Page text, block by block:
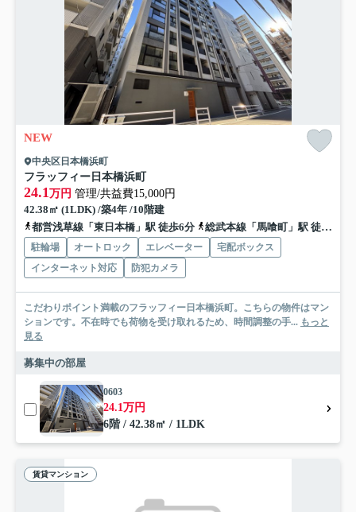
NEW
中央区日本橋浜町
フラッフィー日本橋浜町
24.1万円 管理/共益費15,000円
42.38㎡ (1LDK) /築4年 /10階建
都営浅草線「東日本橋」駅 徒歩6分
総武本線「馬喰町」駅 徒歩10分
駐輪場 オートロック エレベーター
宅配ボックス
インターネット対応
防犯カメラ
こだわりポイント満載のフラッフィー日本橋浜町。こちらの物件はマン
ションです。不在時でも荷物を受け取れるため、時間調整の手... もっと
見る
募集中の部屋
0603
24.1万円
6階 / 42.38㎡ / 1LDK
賃貸マンション